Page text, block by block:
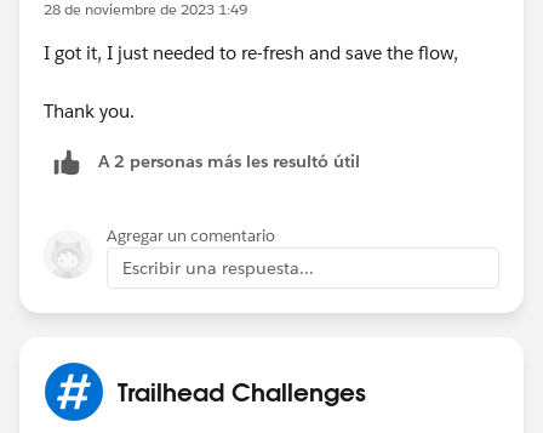
28 de noviembre de 2023 1:49
I got it, I just needed to re-fresh and save the flow,
Thank you.
A 2 personas más les resultó útil
Agregar un comentario
Escribir una respuesta...
Trailhead Challenges